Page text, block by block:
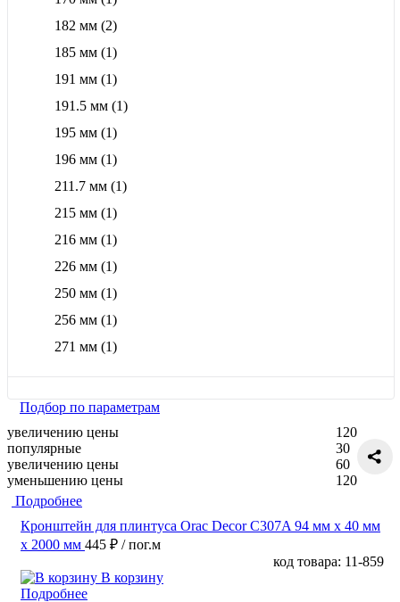
182 мм (2)
185 мм (1)
191 мм (1)
191.5 мм (1)
195 мм (1)
196 мм (1)
211.7 мм (1)
215 мм (1)
216 мм (1)
226 мм (1)
250 мм (1)
256 мм (1)
271 мм (1)
Подбор по параметрам
увеличению цены
популярные
увеличению цены
уменьшению цены
120
30
60
120
Подробнее
Кронштейн для плинтуса Orac Decor C307A 94 мм х 40 мм
х 2000 мм 445 ₽ / пог.м
код товара: 11-859
В корзину
Подробнее